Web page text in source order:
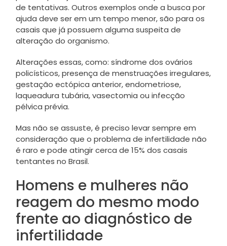
de tentativas. Outros exemplos onde a busca por
ajuda deve ser em um tempo menor, são para os
casais que já possuem alguma suspeita de
alteração do organismo.
Alterações essas, como: síndrome dos ovários
policísticos, presença de menstruações irregulares,
gestação ectópica anterior, endometriose,
laqueadura tubária, vasectomia ou infecção
pélvica prévia.
Mas não se assuste, é preciso levar sempre em
consideração que o problema de infertilidade não
é raro e pode atingir cerca de 15% dos casais
tentantes no Brasil.
Homens e mulheres não
reagem do mesmo modo
frente ao diagnóstico de
infertilidade